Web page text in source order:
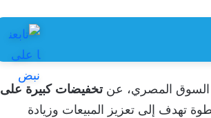
السوق المصري، عنتخفيضات كبيرة على
تهدف إلى تعزيز المبيعات وزيادة